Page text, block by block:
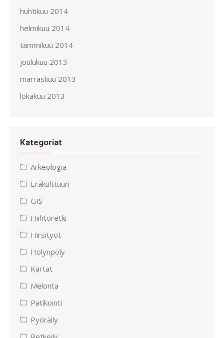
huhtikuu 2014
helmikuu 2014
tammikuu 2014
joulukuu 2013
marraskuu 2013
lokakuu 2013
Kategoriat
Arkeologia
Eräkulttuuri
GIS
Hiihtoretki
Hirsityöt
Hölynpöly
Kartat
Melonta
Patikointi
Pyöräily